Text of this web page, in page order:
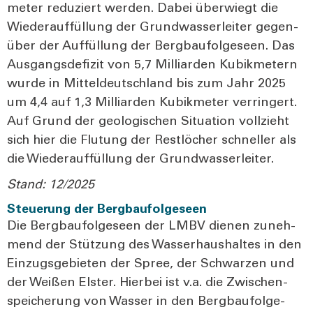
me­ter redu­ziert wer­den. Dabei über­wiegt die
Wie­der­auf­fül­lung der Grund­was­ser­lei­ter gegen­
über der Auf­fül­lung der Berg­bau­fol­ge­seen. Das
Aus­gangs­de­fi­zit von 5,7 Mil­li­ar­den Kubik­me­tern
wur­de in Mit­tel­deutsch­land bis zum Jahr 2025
um 4,4 auf 1,3 Mil­li­ar­den Kubik­me­ter ver­rin­gert.
Auf Grund der geo­lo­gi­schen Situa­ti­on voll­zieht
sich hier die Flu­tung der Rest­lö­cher schnel­ler als
die Wie­der­auf­fül­lung der Grund­was­ser­lei­ter.
Stand: 12/2025
Steuerung der Bergbaufolgeseen
Die Berg­bau­fol­ge­seen der LMBV die­nen zuneh­
mend der Stüt­zung des Was­ser­haus­hal­tes in den
Ein­zugs­ge­bie­ten der Spree, der Schwar­zen und
der Wei­ßen Els­ter. Hier­bei ist v.a. die Zwi­schen­
spei­che­rung von Was­ser in den Berg­bau­fol­ge­